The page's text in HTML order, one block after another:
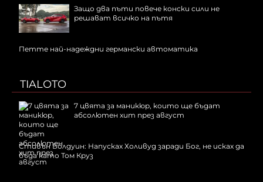
Защо два пъти повече конски сили не
решават всичко на пътя
Петте най-надеждни германски автоматика
TIALOTO
7 цвята за маникюр, които ще бъдат
абсолютен хит през август
Стивън Болдуин: Напусках Холивуд заради Бог, не исках да
бъда като Том Круз